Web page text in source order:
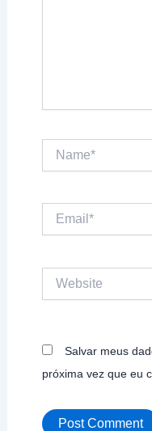
Email*
Salvar meus
próxima vez que eu